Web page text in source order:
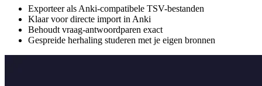
Exporteer als Anki-compatibele TSV-bestanden
Klaar voor directe import in Anki
Behoudt vraag-antwoordparen exact
Gespreide herhaling studeren met je eigen bronnen